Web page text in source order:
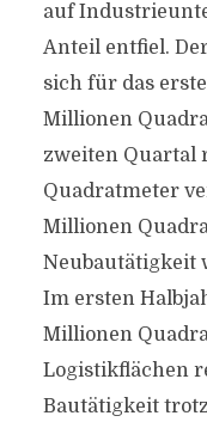
auf
Anteil entfiel.
sich für das
Millionen
zweiten Quartal
Quadratmeter
Millionen
Neubautätigkeit
Im ersten
Millionen
Logistikflächen
Bautätigkeit